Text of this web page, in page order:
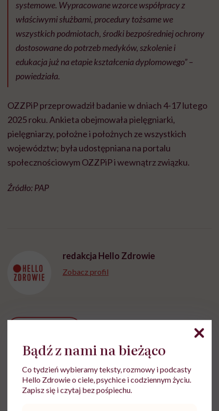
systemowe. Wypracowane wzorce współpracy z
właściwymi służbami, procedury tożsame we
wszystkich podmiotach, środki bezpośredniej ochrony
dostosowane do potrzeb medyków, szkolenie i
edukacja już na etapie kształcenia dyplomowego” –
powiedziała.
OZZPiP przeprowadził badanie w dniach 4-17 lutego
2025 roku. Ankieta obejmowała pielęgniarki,
pielęgniarzy, położne i położnych ze wszystkich
województw; była udostępniana na portalu
społecznościowym OZZPiP i wewnątrz związku.
Źródło: PAP
redakcja Hello Zdrowie
Zobacz profil
Powiązane tematy:
agresja Pielęgniarstwo Położna
Bądź z nami na bieżąco
Co tydzień wybieramy teksty, rozmowy i podcasty
Hello Zdrowie o ciele, psychice i codziennym życiu.
Zapisz się i czytaj bez pośpiechu.